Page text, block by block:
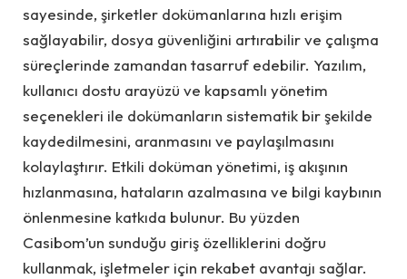
sayesinde, şirketler dokümanlarına hızlı erişim
sağlayabilir, dosya güvenliğini artırabilir ve çalışma
süreçlerinde zamandan tasarruf edebilir. Yazılım,
kullanıcı dostu arayüzü ve kapsamlı yönetim
seçenekleri ile dokümanların sistematik bir şekilde
kaydedilmesini, aranmasını ve paylaşılmasını
kolaylaştırır. Etkili doküman yönetimi, iş akışının
hızlanmasına, hataların azalmasına ve bilgi kaybının
önlenmesine katkıda bulunur. Bu yüzden
Casibom’un sunduğu giriş özelliklerini doğru
kullanmak, işletmeler için rekabet avantajı sağlar.